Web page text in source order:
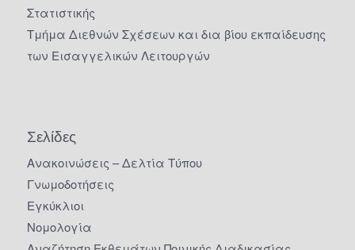
Στατιστικής
Τμήμα Διεθνών Σχέσεων και δια βίου εκπαίδευσης
των Εισαγγελικών Λειτουργών
Σελίδες
Ανακοινώσεις – Δελτία Τύπου
Γνωμοδοτήσεις
Εγκύκλιοι
Νομολογία